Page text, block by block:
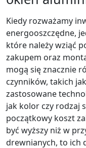
Kiedy rozważamy
energooszczędne,
które należy wziąć
zakupem oraz
mogą się znacznie
czynników, takich
zastosowane
jak kolor czy rodzaj
początkowy koszt
być wyższy niż w
drewnianych, to ich